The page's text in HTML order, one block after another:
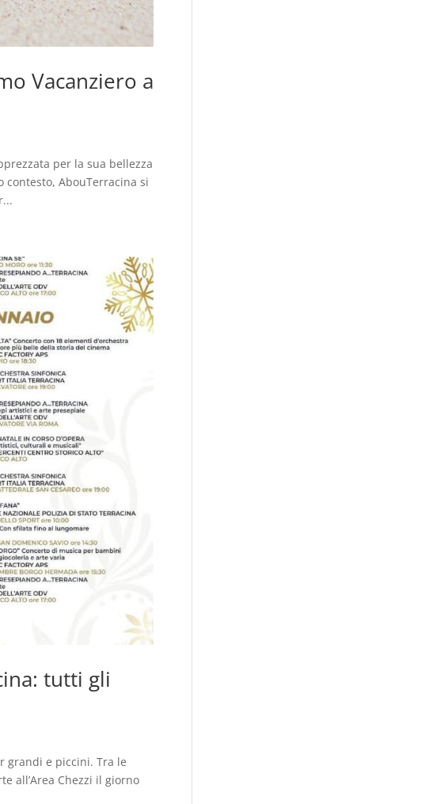
Vacanziero a
per la sua bellezza
AbouTerracina si
tutti gli
grandi e piccini. Tra le
all’Area Chezzi il giorno